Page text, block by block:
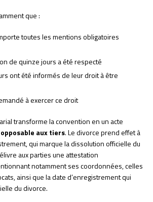
que :
toutes les mentions obligatoires
de quinze jours a été respecté
ont été informés de leur droit à être
à exercer ce droit
transforme la convention en un acte
opposable aux tiers. Le divorce prend effet à
qui marque la dissolution officielle du
aux parties une attestation
notamment ses coordonnées, celles
ainsi que la date d’enregistrement qui
du divorce.